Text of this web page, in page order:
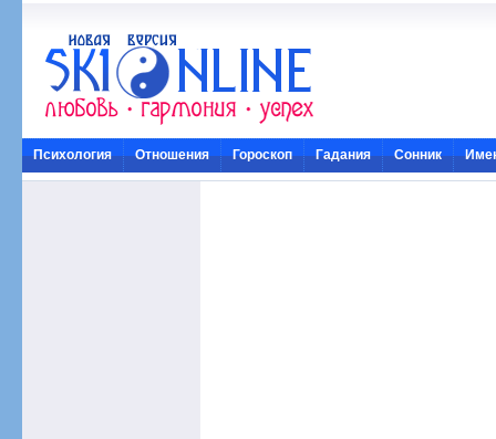
Психология Отношения Гороскоп Гадания Сонник